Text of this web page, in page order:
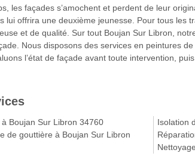
les façades s’amochent et perdent de leur
lui offrira une deuxième jeunesse. Pour tous les
et de qualité. Sur tout Boujan Sur Libron,
Nous disposons des services en peintures
l’état de façade avant toute intervention,
Boujan Sur Libron 34760
de gouttière à Boujan Sur Libron
Isolation